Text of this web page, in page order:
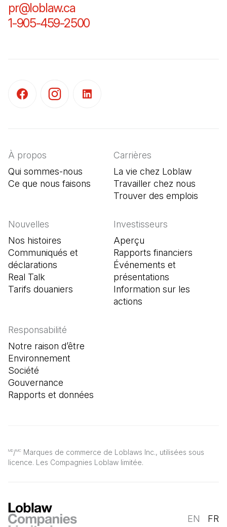
pr@loblaw.ca
1-905-459-2500
MD/MC Marques de commerce de Loblaws Inc., utilisées sous
licence. Les Compagnies Loblaw limitée.
À propos
Qui sommes-nous
Ce que nous faisons
Carrières
La vie chez Loblaw
Travailler chez nous
Trouver des emplois
Nouvelles
Nos histoires
Communiqués et
déclarations
Real Talk
Tarifs douaniers
Investisseurs
Aperçu
Rapports financiers
Événements et
présentations
Information sur les
actions
Responsabilité
Notre raison d’être
Environnement
Société
Gouvernance
Rapports et données
EN FR